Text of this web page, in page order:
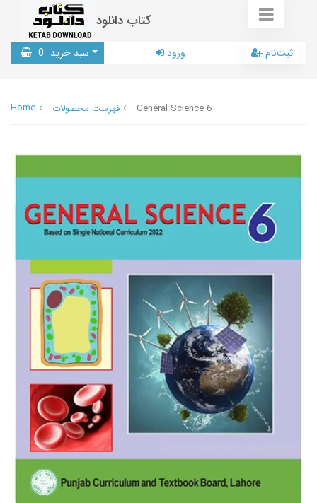
کتاب دانلود
سبد خرید 0 ورود ثبت‌نام
Home فهرست محصولات General Science 6